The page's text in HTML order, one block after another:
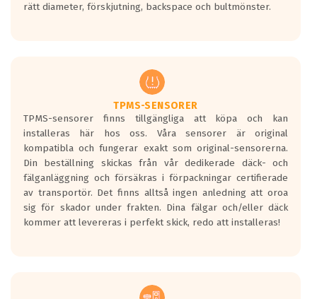
rätt diameter, förskjutning, backspace och bultmönster.
TPMS-SENSORER
TPMS-sensorer finns tillgängliga att köpa och kan
installeras här hos oss. Våra sensorer är original
kompatibla och fungerar exakt som original-sensorerna.
Din beställning skickas från vår dedikerade däck- och
fälganläggning och försäkras i förpackningar certifierade
av transportör. Det finns alltså ingen anledning att oroa
sig för skador under frakten. Dina fälgar och/eller däck
kommer att levereras i perfekt skick, redo att installeras!